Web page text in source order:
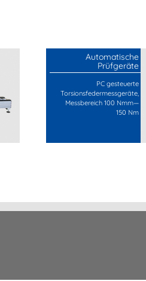
Automatische
Prüfgeräte
PC gesteuerte
Torsionsfedermessgeräte,
Messbereich 100 Nmm—
150 Nm